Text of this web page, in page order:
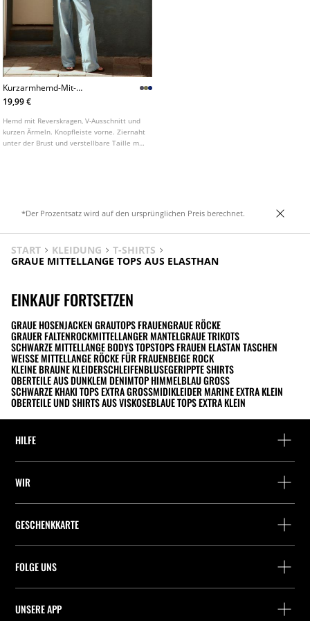
Kurzarmhemd-Mit-
Unterbrustnaht
19,99 €
Hemd mit Reverskragen, V-Ausschnitt und
kurzen Ärmeln. Knopfleiste vorne. Ziernaht
unter der Brust und verstellbare Taille mit
*Der Prozentsatz wird auf den ursprünglichen Preis berechnet.
START KLEIDUNG
T-SHIRTS
GRAUE MITTELLANGE TOPS AUS ELASTHAN
EINKAUF FORTSETZEN
GRAUE HOSENJACKEN GRAUTOPS FRAUENGRAUE RÖCKE
GRAUER FALTENROCKMITTELLANGER MANTELGRAUE TRIKOTS
SCHWARZE MITTELLANGE BODYS TOPSTOPS FRAUEN ELASTAN TASCHEN
WEISSE MITTELLANGE RÖCKE FÜR FRAUEN BEIGE ROCK
KLEINE BRAUNE KLEIDERSCHLEIFENBLUSEGERIPPTE SHIRTS
OBERTEILE AUS DUNKLEM DENIMTOP HIMMELBLAU GROSS
SCHWARZE KHAKI TOPS EXTRA GROSS MIDIKLEIDER MARINE EXTRA KLEIN
OBERTEILE UND SHIRTS AUS VISKOSEBLAUE TOPS EXTRA KLEIN
HILFE
Wo befindet sich deine Bestellung gerade?
Packstation-Finder
Präferenz-Cookies
WIR
Unternehmen
Company Profile
GESCHENKKARTE
Kauf einer Geschenkkarte
FOLGE UNS
UNSERE APP